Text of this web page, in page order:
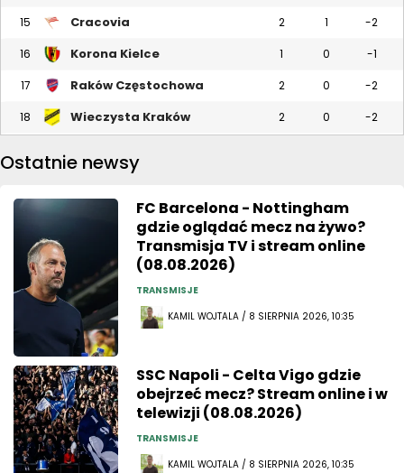
15 Cracovia 2 1 -2
16 Korona Kielce 1 0 -1
17 Raków Częstochowa 2 0 -2
18 Wieczysta Kraków 2 0 -2
Ostatnie newsy
FC Barcelona - Nottingham
gdzie oglądać mecz na żywo?
Transmisja TV i stream online
(08.08.2026)
TRANSMISJE
KAMIL WOJTALA / 8 SIERPNIA 2026, 10:35
SSC Napoli - Celta Vigo gdzie
obejrzeć mecz? Stream online i w
telewizji (08.08.2026)
TRANSMISJE
KAMIL WOJTALA / 8 SIERPNIA 2026, 10:35